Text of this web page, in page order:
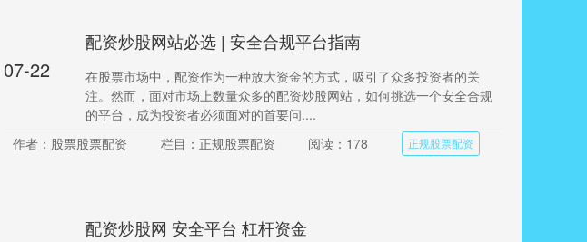
07-22
配资炒股网站必选 | 安全合规平台指南
在股票市场中，配资作为一种放大资金的方式，吸引了众多投资者的关
注。然而，面对市场上数量众多的配资炒股网站，如何挑选一个安全合规
的平台，成为投资者必须面对的首要问....
作者：股票股票配资
栏目：正规股票配资 阅读：178 正规股票配资
配资炒股网 安全平台 杠杆资金